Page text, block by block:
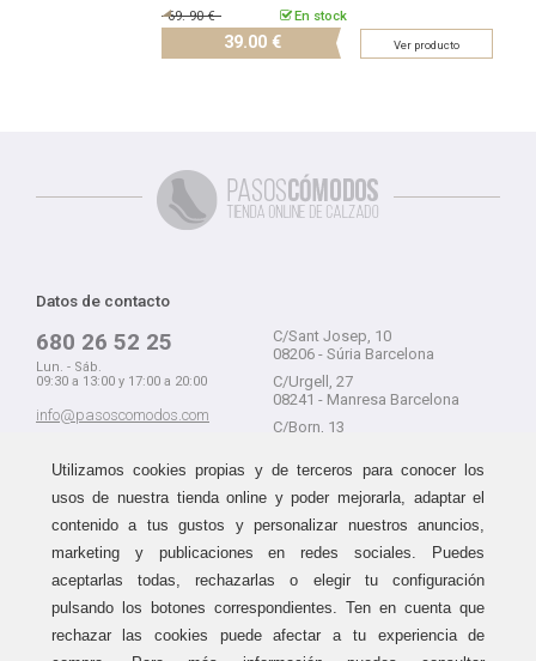
En stock
69.90 €
39.00 € Ver producto
Datos de contacto
680 26 52 25
Lun. - Sáb.
09:30 a 13:00 y 17:00 a 20:00
info@pasoscomodos.com
C/Sant Josep, 10
08206 - Súria Barcelona
C/Urgell, 27
08241 - Manresa Barcelona
C/Born, 13
Guía de compra
Métodos de envío
Devolución sin problemas
Haz tus compras sin miedo a
equivocarte:
aceptamos devolucionesdurante
15 días.
Utilizamos cookies propias y de terceros para conocer los
usos de nuestra tienda online y poder mejorarla, adaptar el
contenido a tus gustos y personalizar nuestros anuncios,
marketing y publicaciones en redes sociales. Puedes
aceptarlas todas, rechazarlas o elegir tu configuración
pulsando los botones correspondientes. Ten en cuenta que
rechazar las cookies puede afectar a tu experiencia de